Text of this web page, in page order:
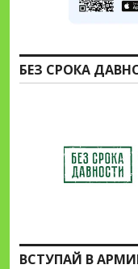
БЕЗ СРОКА
ВСТУПАЙ В